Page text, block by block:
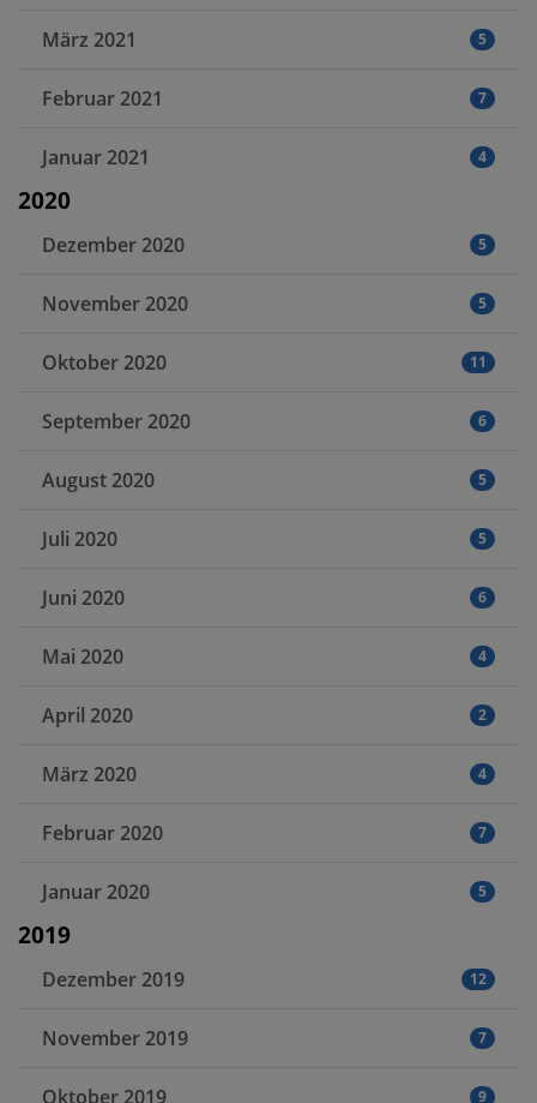
März 2021 5
Februar 2021 7
Januar 2021 4
2020
Dezember 2020 5
November 2020 5
Oktober 2020 11
September 2020 6
August 2020 5
Juli 2020 5
Juni 2020 6
Mai 2020 4
April 2020 2
März 2020 4
Februar 2020 7
Januar 2020 5
2019
Dezember 2019 12
November 2019 7
Oktober 2019 9